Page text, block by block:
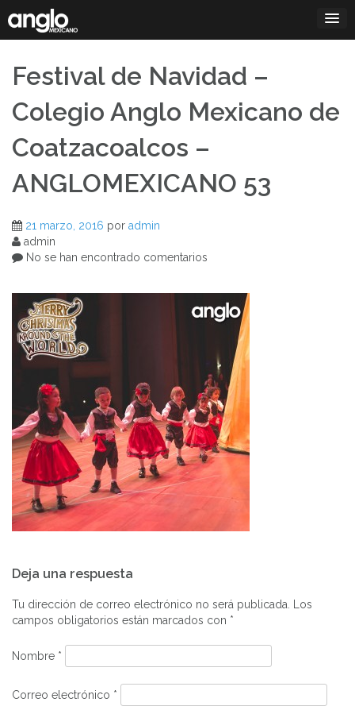
contenido
Festival de Navidad –
Colegio Anglo Mexicano de
Coatzacoalcos –
ANGLOMEXICANO 53
21 marzo, 2016 por admin
admin
No se han encontrado comentarios
de
entradas
Deja una respuesta
Tu dirección de correo electrónico no será publicada. Los
campos obligatorios están marcados con *
Nombre *
Correo electrónico *